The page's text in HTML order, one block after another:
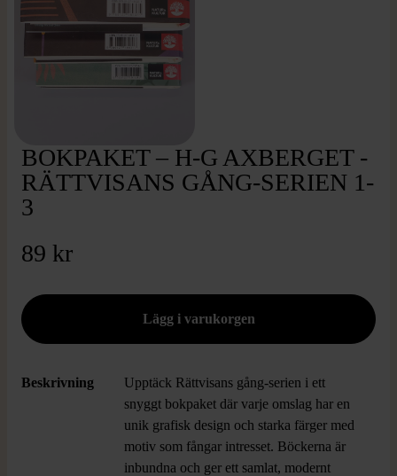
BOKPAKET – H-G AXBERGET -
RÄTTVISANS GÅNG-SERIEN 1-
3
89 kr
Beskrivning
Upptäck Rättvisans gång-serien i ett
snyggt bokpaket där varje omslag har en
unik grafisk design och starka färger med
motiv som fångar intresset. Böckerna är
inbundna och ger ett samlat, modernt